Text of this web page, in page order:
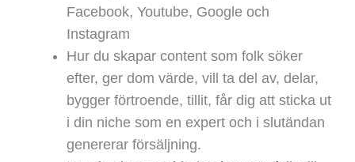
Facebook, Youtube, Google och
Instagram
Hur du skapar content som folk söker
efter, ger dom värde, vill ta del av, delar,
bygger förtroende, tillit, får dig att sticka ut
i din niche som en expert och i slutändan
genererar försäljning.